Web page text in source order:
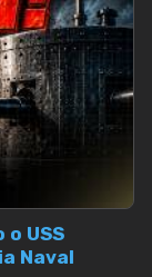
o USS
Naval